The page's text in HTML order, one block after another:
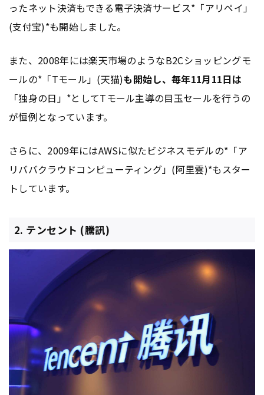
ったネット決済もできる電子決済サービス*「アリペイ」
(支付宝)*も開始しました。
また、2008年には楽天市場のようなB2Cショッピングモ
ールの*「Tモール」(天猫)も開始し、毎年11月11日は
「独身の日」*としてTモール主導の目玉セールを行うの
が恒例となっています。
さらに、2009年にはAWSに似たビジネスモデルの*「ア
リババクラウドコンピューティング」(阿里雲)*もスター
トしています。
2. テンセント (騰訊)